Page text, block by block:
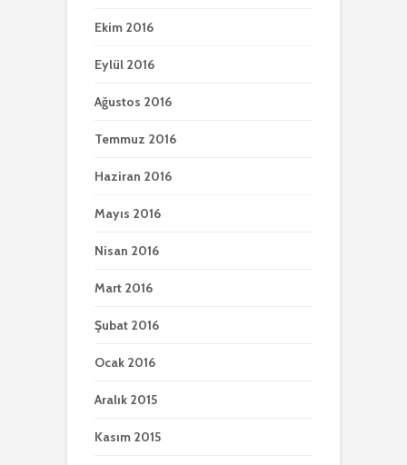
Ekim 2016
Eylül 2016
Ağustos 2016
Temmuz 2016
Haziran 2016
Mayıs 2016
Nisan 2016
Mart 2016
Şubat 2016
Ocak 2016
Aralık 2015
Kasım 2015